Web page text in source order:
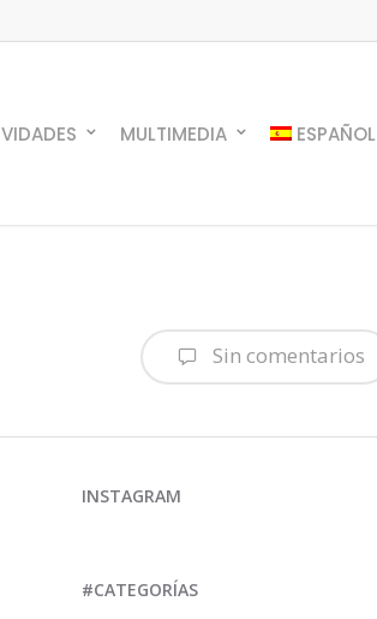
MULTIMEDIA ESPAÑOL
Sin comentarios
INSTAGRAM
#CATEGORÍAS